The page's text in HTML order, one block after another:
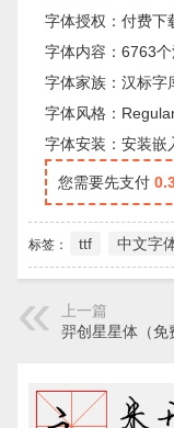
字体授权：付费下
字体内容：6763
字体家族：汉标字
字体风格：
字体安装：安装嵌
您需要先支付
标签： ttf 中文字
上一篇
羿创星星体（免